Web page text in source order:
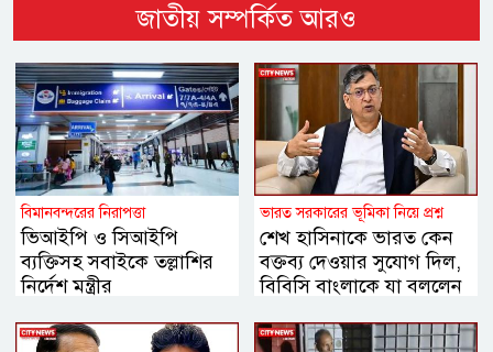
জাতীয় সম্পর্কিত আরও
বিমানবন্দরের নিরাপত্তা
ভিআইপি ও সিআইপি
ব্যক্তিসহ সবাইকে তল্লাশির
নির্দেশ মন্ত্রীর
ভারত সরকারের ভূমিকা নিয়ে প্রশ্ন
শেখ হাসিনাকে ভারত কেন
বক্তব্য দেওয়ার সুযোগ দিল,
বিবিসি বাংলাকে যা বললেন